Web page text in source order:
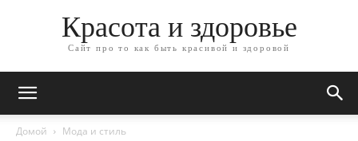
Красота и здоровье
Сайт про то как быть красивой и здоровой
Домой Мода и стиль